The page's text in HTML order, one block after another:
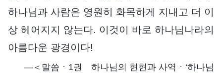
하나님과 사람은 영원히 화목하게 지내고 더 이
상 헤어지지 않는다. 이것이 바로 하나님나라의
아름다운 광경이다!
―＜말씀ㆍ1권 하나님의 현현과 사역ㆍ‘하나님